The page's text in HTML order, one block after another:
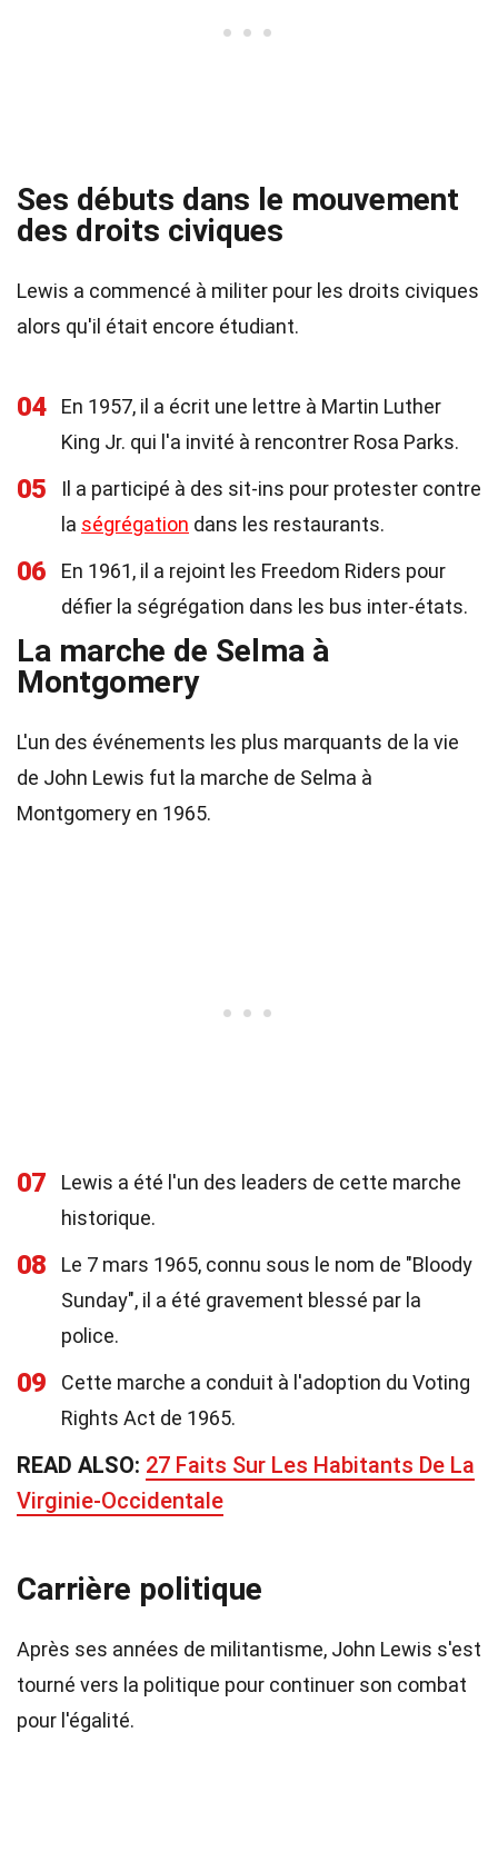
Ses débuts dans le mouvement
des droits civiques
Lewis a commencé à militer pour les droits civiques
alors qu'il était encore étudiant.
04
En 1957, il a écrit une lettre à Martin Luther
King Jr. qui l'a invité à rencontrer Rosa Parks.
05
Il a participé à des sit-ins pour protester contre
la ségrégation dans les restaurants.
06
En 1961, il a rejoint les Freedom Riders pour
défier la ségrégation dans les bus inter-états.
La marche de Selma à
Montgomery
L'un des événements les plus marquants de la vie
de John Lewis fut la marche de Selma à
Montgomery en 1965.
07
Lewis a été l'un des leaders de cette marche
historique.
08
Le 7 mars 1965, connu sous le nom de "Bloody
Sunday", il a été gravement blessé par la
police.
09
Cette marche a conduit à l'adoption du Voting
Rights Act de 1965.
READ ALSO: 27 Faits Sur Les Habitants De La
Virginie-Occidentale
Carrière politique
Après ses années de militantisme, John Lewis s'est
tourné vers la politique pour continuer son combat
pour l'égalité.